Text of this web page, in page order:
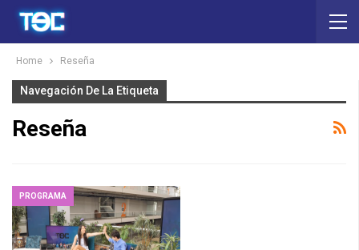
Home Reseña
Navegación De La Etiqueta
Reseña
PROGRAMA